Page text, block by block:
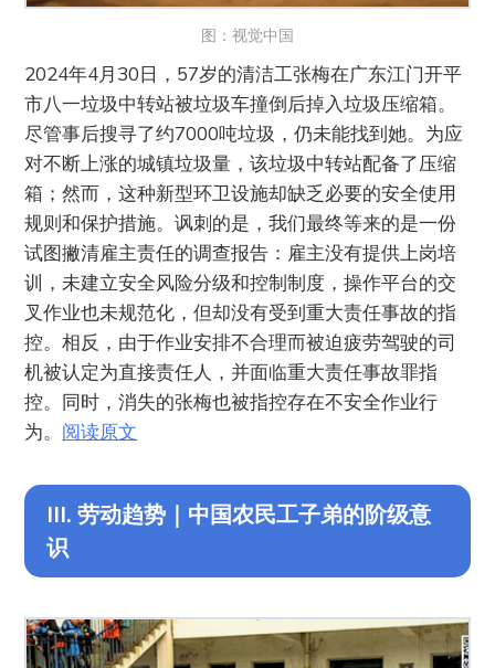
图：视觉中国
2024年4月30日，57岁的清洁工张梅在广东江门开平
市八一垃圾中转站被垃圾车撞倒后掉入垃圾压缩箱。
尽管事后搜寻了约7000吨垃圾，仍未能找到她。为应
对不断上涨的城镇垃圾量，该垃圾中转站配备了压缩
箱；然而，这种新型环卫设施却缺乏必要的安全使用
规则和保护措施。讽刺的是，我们最终等来的是一份
试图撇清雇主责任的调查报告：雇主没有提供上岗培
训，未建立安全风险分级和控制制度，操作平台的交
叉作业也未规范化，但却没有受到重大责任事故的指
控。相反，由于作业安排不合理而被迫疲劳驾驶的司
机被认定为直接责任人，并面临重大责任事故罪指
控。同时，消失的张梅也被指控存在不安全作业行
为。 阅读原文
III. 劳动趋势｜中国农民工子弟的阶级意
识